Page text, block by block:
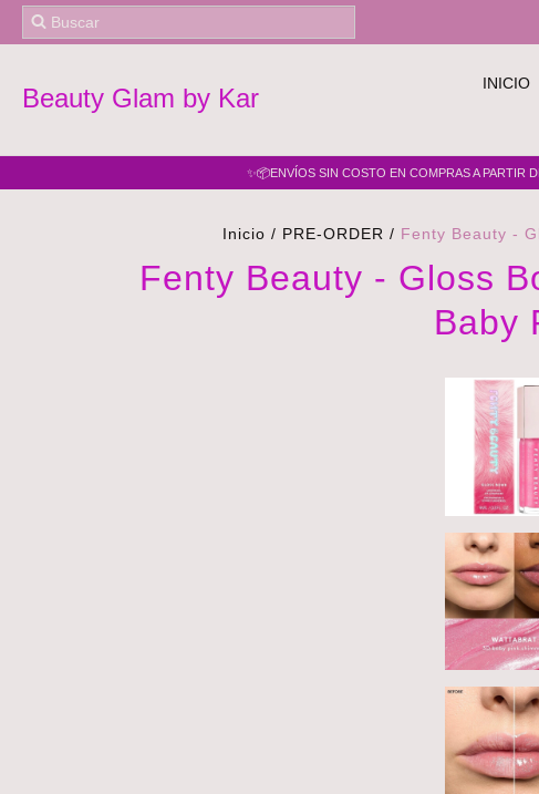
Beauty Glam by Kar INICIO
✨📦ENVÍOS SIN COSTO EN COMPRAS A PARTIR
Inicio / PRE-ORDER / Fenty Beauty -
Fenty Beauty - Gloss
Baby